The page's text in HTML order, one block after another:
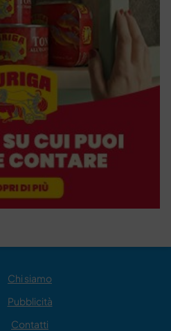
Chi siamo
Pubblicità
Contatti